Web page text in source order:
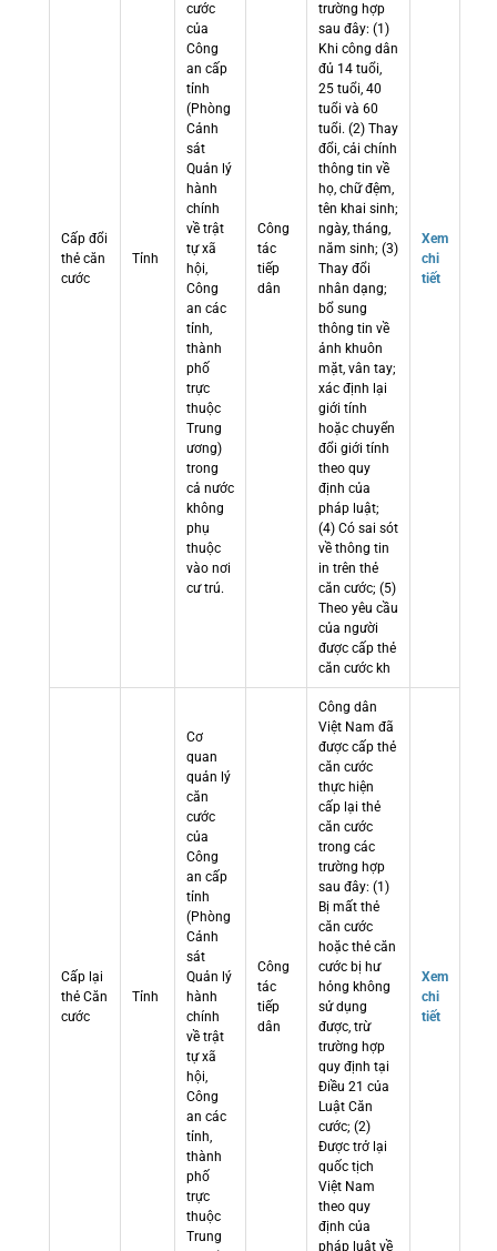
Cấp đổi
thẻ căn
cước
Tỉnh
cước
của
Công
an cấp
tỉnh
(Phòng
Cảnh
sát
Quản lý
hành
chính
về trật
tự xã
hội,
Công
an các
tỉnh,
thành
phố
trực
thuộc
Trung
ương)
trong
cả nước
không
phụ
thuộc
vào nơi
cư trú.
Công
tác
tiếp
dân
trường hợp
sau đây: (1)
Khi công dân
đủ 14 tuổi,
25 tuổi, 40
tuổi và 60
tuổi. (2) Thay
đổi, cải chính
thông tin về
họ, chữ đệm,
tên khai sinh;
ngày, tháng,
năm sinh; (3)
Thay đổi
nhân dạng;
bổ sung
thông tin về
ảnh khuôn
mặt, vân tay;
xác định lại
giới tính
hoặc chuyển
đổi giới tính
theo quy
định của
pháp luật;
(4) Có sai sót
về thông tin
in trên thẻ
căn cước; (5)
Theo yêu cầu
của người
được cấp thẻ
căn cước kh
Xem
chi
tiết
Cấp lại
thẻ Căn
cước
Tỉnh
Cơ
quan
quản lý
căn
cước
của
Công
an cấp
tỉnh
(Phòng
Cảnh
sát
Quản lý
hành
chính
về trật
tự xã
hội,
Công
an các
tỉnh,
thành
phố
trực
thuộc
Trung
Công
tác
tiếp
dân
Công dân
Việt Nam đã
được cấp thẻ
căn cước
thực hiện
cấp lại thẻ
căn cước
trong các
trường hợp
sau đây: (1)
Bị mất thẻ
căn cước
hoặc thẻ căn
cước bị hư
hỏng không
sử dụng
được, trừ
trường hợp
quy định tại
Điều 21 của
Luật Căn
cước; (2)
Được trở lại
quốc tịch
Việt Nam
theo quy
định của
pháp luật về
Xem
chi
tiết